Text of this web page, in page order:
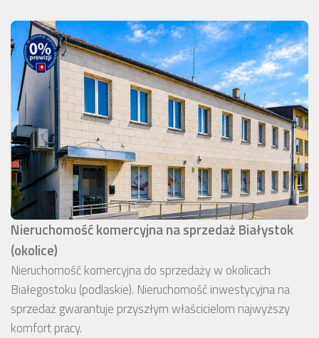
Nieruchomość komercyjna na sprzedaż Białystok
(okolice)
Nieruchomość komercyjna do sprzedaży w okolicach
Białegostoku (podlaskie). Nieruchomość inwestycyjna na
sprzedaż gwarantuje przyszłym właścicielom najwyższy
komfort pracy.